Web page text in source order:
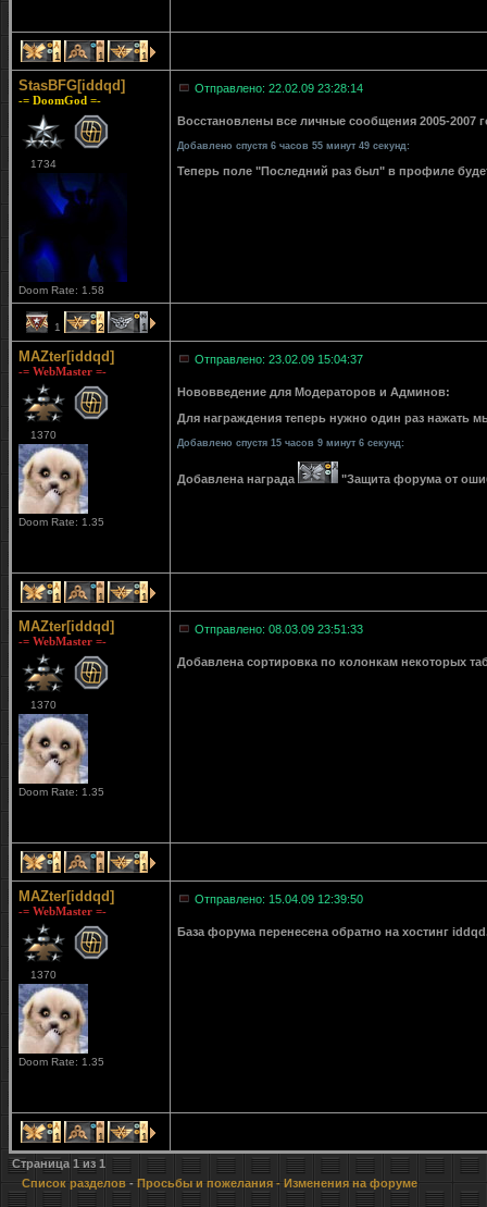
1 1 1
StasBFG[iddqd]
-= DoomGod =-
1734
Doom Rate: 1.58
Отправлено: 22.02.09 23:28:14
Восстановлены все личные сообщения 2005-2007
Добавлено спустя 6 часов 55 минут 49 секунд:
Теперь поле "Последний раз был" в профиле
1 2 1
MAZter[iddqd]
-= WebMaster =-
1370
Doom Rate: 1.35
Отправлено: 23.02.09 15:04:37
Нововведение для Модераторов и Админов:
Для награждения теперь нужно один раз нажать
Добавлено спустя 15 часов 9 минут 6 секунд:
Добавлена награда "Защита форума от
1 1 1
MAZter[iddqd]
-= WebMaster =-
1370
Doom Rate: 1.35
Отправлено: 08.03.09 23:51:33
Добавлена сортировка по колонкам некоторых
1 1 1
MAZter[iddqd]
-= WebMaster =-
1370
Doom Rate: 1.35
Отправлено: 15.04.09 12:39:50
База форума перенесена обратно на хостинг
1 1 1
Страница 1из 1
Список разделов - Просьбы и пожелания - Изменения на форуме